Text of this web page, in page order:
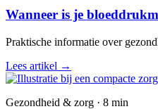
Wanneer is je
Praktische informatie over
Lees artikel →
Gezondheid & zorg · 8 min